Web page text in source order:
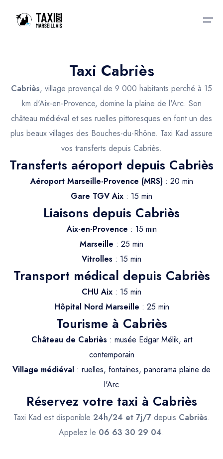
Nos services
Nos services
Taxis Aéroport
Trajet Gare SNCF
Trajet Port croisière
Trajet Séminaire
Trajet Longue Distance
Taxis aéroport
Réservation
Actualités & évènements
Contactez-nous
Taxi Cabriès
Cabriès, village provençal de 9 000 habitants perché à 15
km d'Aix-en-Provence, domine la plaine de l'Arc. Son
château médiéval et ses ruelles pittoresques en font un des
plus beaux villages des Bouches-du-Rhône. Taxi Kad assure
vos transferts depuis Cabriès.
Transferts aéroport depuis Cabriès
Aéroport Marseille-Provence (MRS): 20 min
Gare TGV Aix : 15 min
Liaisons depuis Cabriès
Aix-en-Provence : 15 min
Marseille : 25 min
Vitrolles : 15 min
Transport médical depuis Cabriès
CHU Aix : 15 min
Hôpital Nord Marseille : 25 min
Tourisme à Cabriès
Château de Cabriès : musée Edgar Mélik, art
contemporain
Village médiéval : ruelles, fontaines, panorama plaine de
l'Arc
Réservez votre taxi à Cabriès
Taxi Kad est disponible 24h/24 et 7j/7depuis Cabriès.
Appelez le 06 63 30 29 04.